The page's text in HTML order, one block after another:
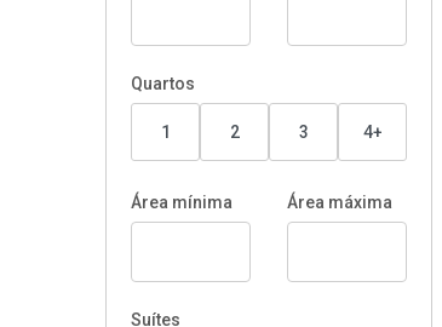
Quartos
1 2 3 4+
Área mínima Área máxima
Suítes